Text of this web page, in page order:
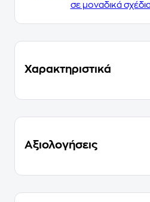
σε μοναδικά
Χαρακτηριστικά
Αξιολογήσεις